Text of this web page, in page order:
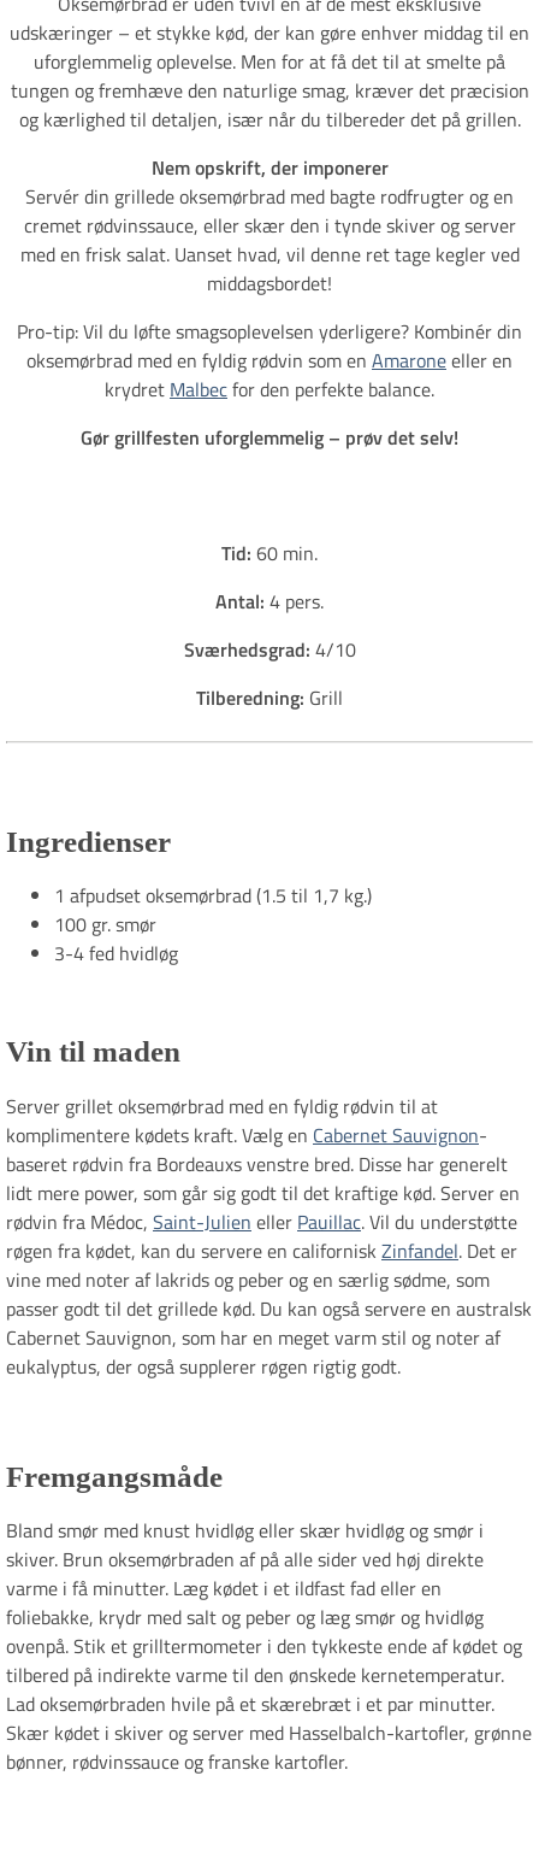
udskæringer – et stykke kød, der kan gøre enhver middag til en
uforglemmelig oplevelse. Men for at få det til at smelte på
tungen og fremhæve den naturlige smag, kræver det præcision
og kærlighed til detaljen, især når du tilbereder det på grillen.
Nem opskrift, der imponerer
Servér din grillede oksemørbrad med bagte rodfrugter og en
cremet rødvinssauce, eller skær den i tynde skiver og server
med en frisk salat. Uanset hvad, vil denne ret tage kegler ved
middagsbordet!
Pro-tip: Vil du løfte smagsoplevelsen yderligere? Kombinér din
oksemørbrad med en fyldig rødvin som en Amaroneeller en
krydret Malbecfor den perfekte balance.
Gør grillfesten uforglemmelig – prøv det selv!
Tid: 60 min.
Antal: 4 pers.
Sværhedsgrad: 4/10
Tilberedning: Grill
Ingredienser
1 afpudset oksemørbrad (1.5 til 1,7 kg.)
100 gr. smør
3-4 fed hvidløg
Vin til maden
Server grillet oksemørbrad med en fyldig rødvin til at
komplimentere kødets kraft. Vælg en Cabernet Sauvignon-
baseret rødvin fra Bordeauxs venstre bred. Disse har generelt
lidt mere power, som går sig godt til det kraftige kød. Server en
rødvin fra Médoc, Saint-Julien eller Pauillac. Vil du understøtte
røgen fra kødet, kan du servere en californisk Zinfandel. Det er
vine med noter af lakrids og peber og en særlig sødme, som
passer godt til det grillede kød. Du kan også servere en australsk
Cabernet Sauvignon, som har en meget varm stil og noter af
eukalyptus, der også supplerer røgen rigtig godt.
Fremgangsmåde
Bland smør med knust hvidløg eller skær hvidløg og smør i
skiver. Brun oksemørbraden af på alle sider ved høj direkte
varme i få minutter. Læg kødet i et ildfast fad eller en
foliebakke, krydr med salt og peber og læg smør og hvidløg
ovenpå. Stik et grilltermometer i den tykkeste ende af kødet og
tilbered på indirekte varme til den ønskede kernetemperatur.
Lad oksemørbraden hvile på et skærebræt i et par minutter.
Skær kødet i skiver og server med Hasselbalch-kartofler, grønne
bønner, rødvinssauce og franske kartofler.